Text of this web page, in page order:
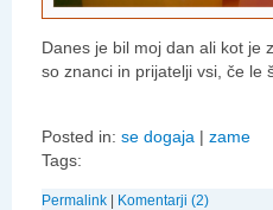
Danes je bil moj dan ali kot je
so znanci in prijatelji vsi, če le
Posted in: se dogaja | zame
Tags:
Permalink Komentarji (2)